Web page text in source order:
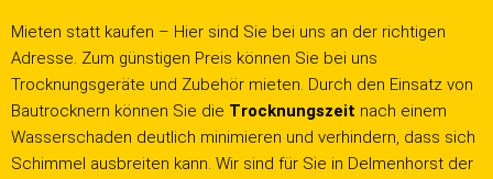
Mieten statt kaufen – Hier sind Sie bei uns an der richtigen
Adresse. Zum günstigen Preis können Sie bei uns
Trocknungsgeräte und Zubehör mieten. Durch den Einsatz von
Bautrocknern können Sie die Trocknungszeit nach einem
Wasserschaden deutlich minimieren und verhindern, dass sich
Schimmel ausbreiten kann. Wir sind für Sie in Delmenhorst der